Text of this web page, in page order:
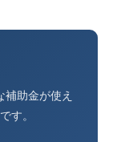
助金が使え
す。